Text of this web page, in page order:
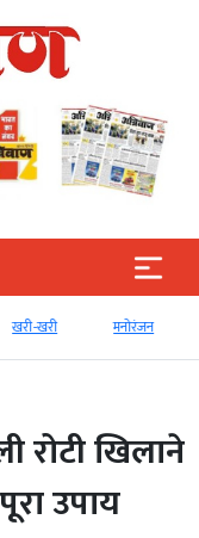
खरी-खरी मनोरंजन
रोटी खिलाने
उपाय